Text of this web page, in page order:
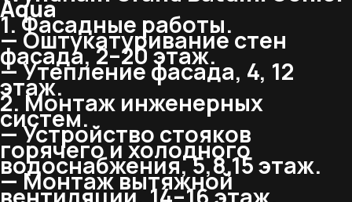
Aqua
1. Фасадные работы.
— Оштукатуривание стен
фасада, 2–20 этаж.
— Утепление фасада, 4, 12
этаж.
2. Монтаж инженерных
систем.
— Устройство стояков
горячего и холодного
водоснабжения, 5,8,15 этаж.
— Монтаж вытяжной